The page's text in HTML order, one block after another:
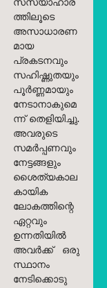
ത്തിലൂടെ
അസാധാരണ
മായ
പ്രകടനവും
സഹിഷ്ണുതയും
പൂർണ്ണമായും
നേടാനാകുമെ
ന്ന് തെളിയിച്ചു.
അവരുടെ
സമർപ്പണവും
നേട്ടങ്ങളും
ശൈത്യകാല
കായിക
ലോകത്തിന്റെ
ഏറ്റവും
ഉന്നതിയിൽ
അവർക്ക് ഒരു
സ്ഥാനം
നേടിക്കൊടു